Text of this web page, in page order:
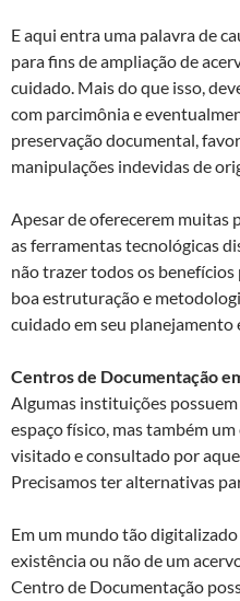
E aqui entra uma palavra de
para fins de ampliação de
cuidado. Mais do que isso,
com parcimônia e
preservação documental,
manipulações indevidas de
Apesar de oferecerem muitas
as ferramentas tecnológicas
não trazer todos os
boa estruturação e
cuidado em seu planejamento
Centros de Documentação
Algumas instituições
espaço físico, mas também
visitado e consultado por
Precisamos ter alternativas
Em um mundo tão
existência ou não de um
Centro de Documentação